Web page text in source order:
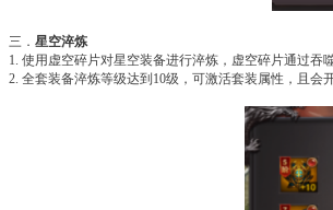
三． 星空淬炼
1. 使用虚空碎片对星空装备进行淬炼，虚空碎片通过吞
2. 全套装备淬炼等级达到10级，可激活套装属性，且会